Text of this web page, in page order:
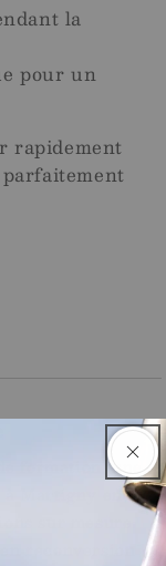
la
pour un
rapidement
formation, une
Martigny en
sur mesure
reconversion